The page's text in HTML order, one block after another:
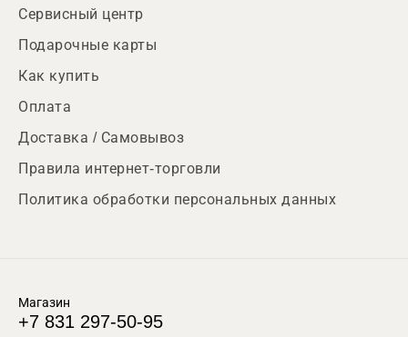
Сервисный центр
Подарочные карты
Как купить
Оплата
Доставка / Самовывоз
Правила интернет-торговли
Политика обработки персональных данных
Магазин
+7 831 297-50-95